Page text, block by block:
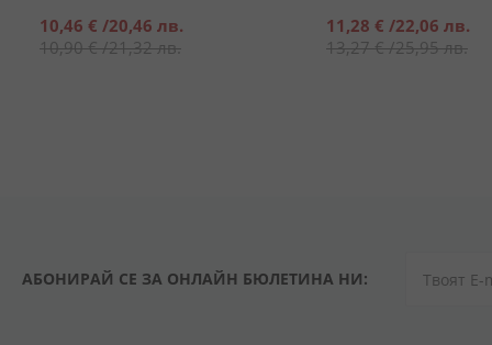
Специална
цена
10,46 € /20,46 лв.
10,90 €/21,32 лв.
Специална
цена
11,28 € /22,06 лв.
13,27 €/25,95 лв.
АБОНИРАЙ СЕ ЗА ОНЛАЙН БЮЛЕТИНА НИ: